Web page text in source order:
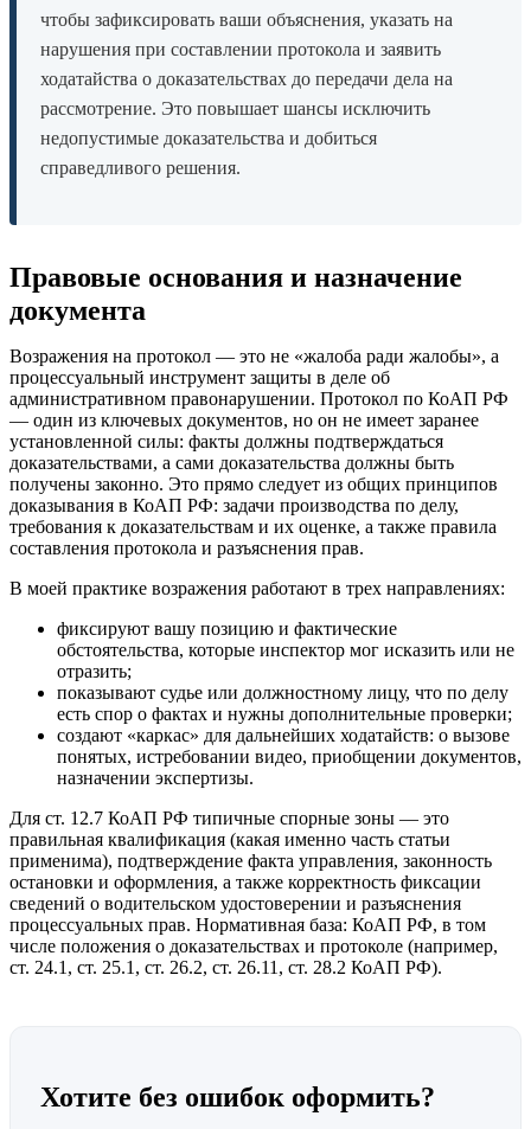
чтобы зафиксировать ваши объяснения, указать на
нарушения при составлении протокола и заявить
ходатайства о доказательствах до передачи дела на
рассмотрение. Это повышает шансы исключить
недопустимые доказательства и добиться
справедливого решения.
Правовые основания и назначение
документа
Возражения на протокол — это не «жалоба ради жалобы», а
процессуальный инструмент защиты в деле об
административном правонарушении. Протокол по КоАП РФ
— один из ключевых документов, но он не имеет заранее
установленной силы: факты должны подтверждаться
доказательствами, а сами доказательства должны быть
получены законно. Это прямо следует из общих принципов
доказывания в КоАП РФ: задачи производства по делу,
требования к доказательствам и их оценке, а также правила
составления протокола и разъяснения прав.
В моей практике возражения работают в трех направлениях:
фиксируют вашу позицию и фактические
обстоятельства, которые инспектор мог исказить или не
отразить;
показывают судье или должностному лицу, что по делу
есть спор о фактах и нужны дополнительные проверки;
создают «каркас» для дальнейших ходатайств: о вызове
понятых, истребовании видео, приобщении документов,
назначении экспертизы.
Для ст. 12.7 КоАП РФ типичные спорные зоны — это
правильная квалификация (какая именно часть статьи
применима), подтверждение факта управления, законность
остановки и оформления, а также корректность фиксации
сведений о водительском удостоверении и разъяснения
процессуальных прав. Нормативная база: КоАП РФ, в том
числе положения о доказательствах и протоколе (например,
ст. 24.1, ст. 25.1, ст. 26.2, ст. 26.11, ст. 28.2 КоАП РФ).
Хотите без ошибок оформить?